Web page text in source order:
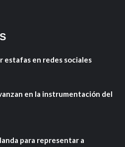
estafas en redes sociales
en la instrumentación del
para representar a